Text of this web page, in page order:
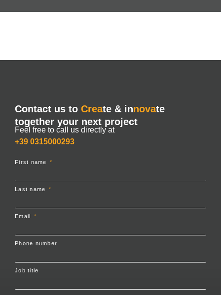
Contact us to Create & innovate
together your next project
Feel free to call us directly at
+39 0315000293
First name
Last name
Email
Phone number
Job title